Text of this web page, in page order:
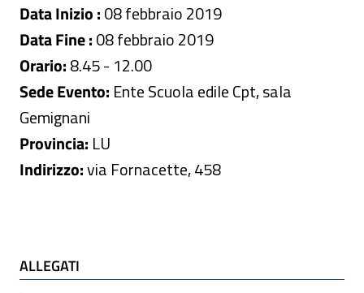
Data Inizio :08 febbraio 2019
Data Fine :08 febbraio 2019
Orario:8.45 - 12.00
Sede Evento: Ente Scuola edile Cpt, sala
Gemignani
Provincia: LU
Indirizzo:via Fornacette, 458
ALLEGATI
ALLEGATI